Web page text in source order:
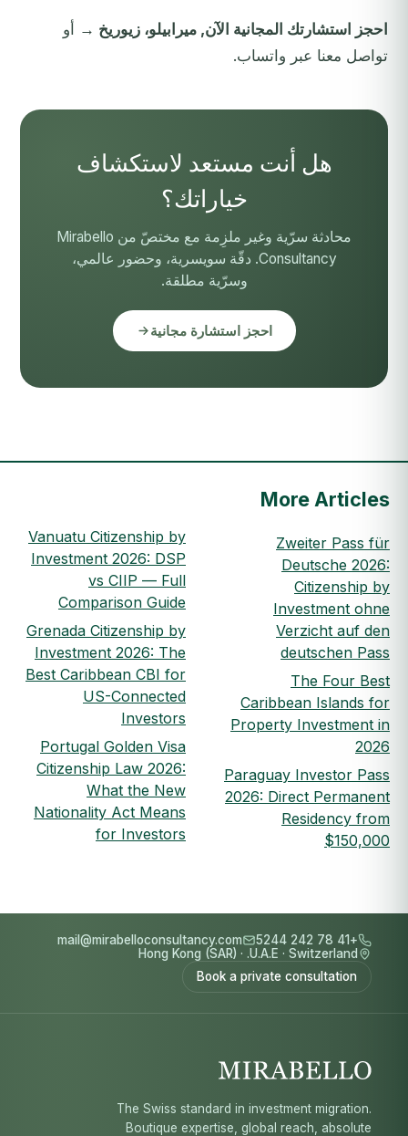
احجز استشارتك المجانية الآن, ميرابيلو، زيوريخ →
أو
تواصل معنا عبر واتساب.
هل أنت مستعد لاستكشاف
خياراتك؟
محادثة سرّية وغير ملزِمة مع مختصّ من Mirabello
Consultancy. دقّة سويسرية، وحضور عالمي،
وسرّية مطلقة.
احجز استشارة مجانية
More Articles
Zweiter Pass für
Deutsche 2026:
Citizenship by
Investment ohne
Verzicht auf den
deutschen Pass
The Four Best
Caribbean Islands for
Property Investment in
2026
Paraguay Investor Pass
2026: Direct Permanent
Residency from
$150,000
Vanuatu Citizenship by
Investment 2026: DSP
vs CIIP — Full
Comparison Guide
Grenada Citizenship by
Investment 2026: The
Best Caribbean CBI for
US-Connected
Investors
Portugal Golden Visa
Citizenship Law 2026:
What the New
Nationality Act Means
for Investors
+41 78 242 5244
mail@mirabelloconsultancy.com
Switzerland
·
U.A.E.
·
Hong Kong (SAR)
Book a private consultation
The Swiss standard in investment migration.
Boutique expertise, global reach, absolute